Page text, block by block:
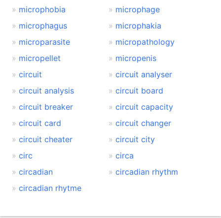
microphobia
microphage
microphagus
microphakia
microparasite
micropathology
micropellet
micropenis
circuit
circuit analyser
circuit analysis
circuit board
circuit breaker
circuit capacity
circuit card
circuit changer
circuit cheater
circuit city
circ
circa
circadian
circadian rhythm
circadian rhytme